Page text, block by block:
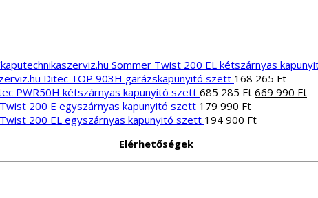
Sommer Twist 200 EL kétszárnyas
Ditec TOP 903H garázskapunyitó szett 168 265 Ft
PWR50H kétszárnyas kapunyitó szett 685 285Ft Original
was:
669 990 Ft
200 E egyszárnyas kapunyitó szett 179 990 Ft
200 EL egyszárnyas kapunyitó szett 194 900 Ft
Elérhetőségek